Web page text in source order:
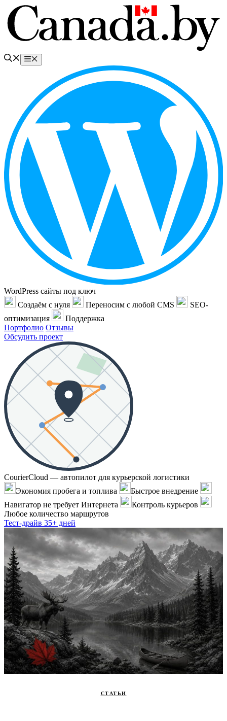
Перейти
содержимому
Меню
WordPress сайты под ключ
Создаём с нуля
Переносим с любой CMS
SEO-
оптимизация
Поддержка
Портфолио Отзывы
Обсудить проект
CourierCloud — автопилот для курьерской логистики
Экономия пробега и топлива
Быстрое внедрение
Навигатор не требует Интернета
Контроль курьеров
Любое количество маршрутов
Тест-драйв 35+ дней
СТАТЬИ